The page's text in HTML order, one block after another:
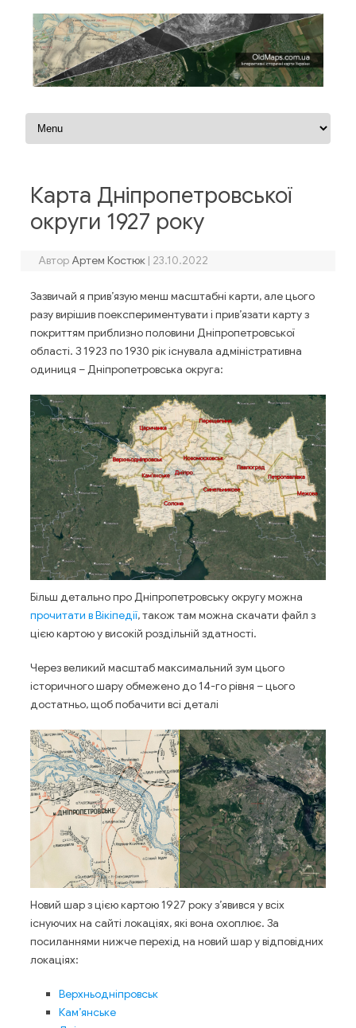
Перейти до контенту
Карта Дніпропетровської
округи 1927 року
Автор Артем Костюк | 23.10.2022
Зазвичай я прив’язую менш масштабні карти, але цього
разу вирішив поекспериментувати і прив’язати карту з
покриттям приблизно половини Дніпропетровської
області. З 1923 по 1930 рік існувала адміністративна
одиниця – Дніпропетровська округа:
Більш детально про Дніпропетровську округу можна
прочитати в Вікіпедії, також там можна скачати файл з
цією картою у високій роздільній здатності.
Через великий масштаб максимальний зум цього
історичного шару обмежено до 14-го рівня – цього
достатньо, щоб побачити всі деталі
Новий шар з цією картою 1927 року з’явився у всіх
існуючих на сайті локаціях, які вона охоплює. За
посиланнями нижче перехід на новий шар у відповідних
локаціях:
Верхньодніпровськ
Кам’янське